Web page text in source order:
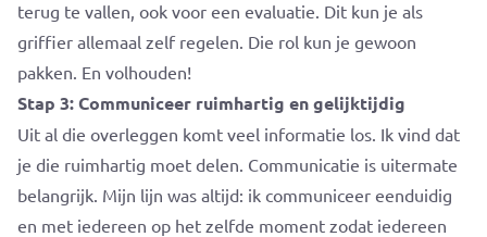
terug te vallen, ook voor een evaluatie. Dit kun je als
griffier allemaal zelf regelen. Die rol kun je gewoon
pakken. En volhouden!
Stap 3: Communiceer ruimhartig en gelijktijdig
Uit al die overleggen komt veel informatie los. Ik vind dat
je die ruimhartig moet delen. Communicatie is uitermate
belangrijk. Mijn lijn was altijd: ik communiceer eenduidig
en met iedereen op het zelfde moment zodat iedereen